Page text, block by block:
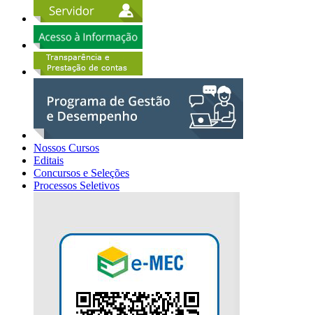
Nossos Cursos
Editais
Concursos e Seleções
Processos Seletivos